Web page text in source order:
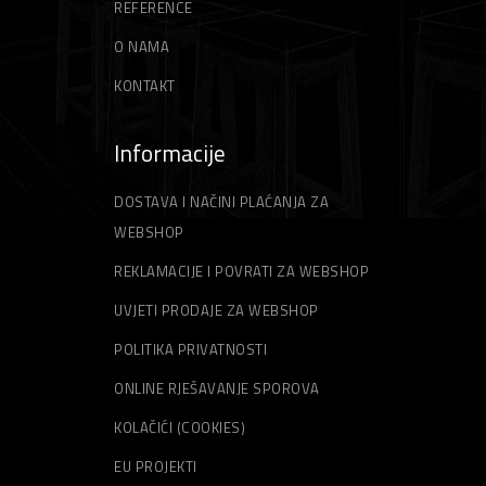
REFERENCE
O NAMA
KONTAKT
Informacije
DOSTAVA I NAČINI PLAĆANJA ZA
WEBSHOP
REKLAMACIJE I POVRATI ZA WEBSHOP
UVJETI PRODAJE ZA WEBSHOP
POLITIKA PRIVATNOSTI
ONLINE RJEŠAVANJE SPOROVA
KOLAČIĆI (COOKIES)
EU PROJEKTI